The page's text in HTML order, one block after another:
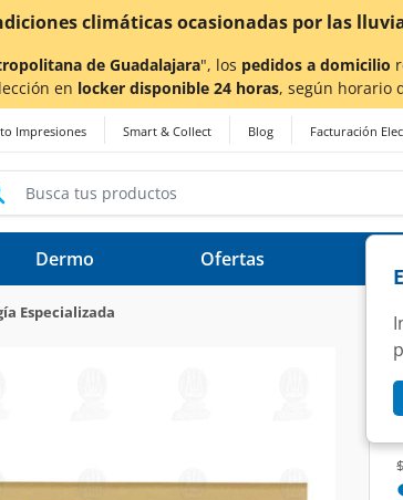
de Guadalajara", los pedidos a domicilio
en locker disponible 24 horas, según horario
Impresiones Smart & Collect Blog Facturación
Dermo Ofertas
Especializada